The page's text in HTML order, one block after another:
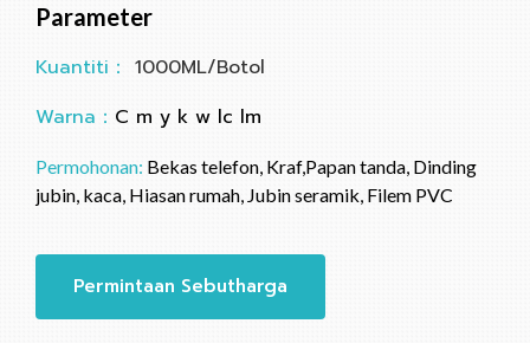
Parameter
Kuantiti： 1000ML/Botol
Warna： C m y k w lc lm
Permohonan: Bekas telefon, Kraf,Papan tanda, Dinding
jubin, kaca, Hiasan rumah, Jubin seramik, Filem PVC
Permintaan Sebutharga